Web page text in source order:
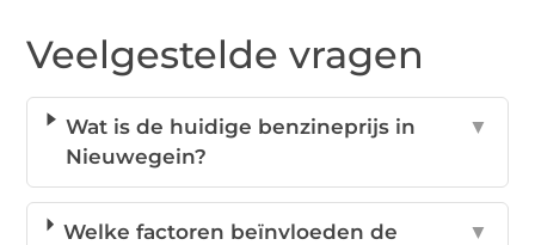
Veelgestelde vragen
Wat is de huidige benzineprijs in
Nieuwegein?
▼
Welke factoren beïnvloeden de
▼